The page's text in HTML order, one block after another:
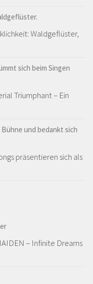
Waldgeflüster,
Triumphant – Ein
präsentieren sich als
– Infinite Dreams